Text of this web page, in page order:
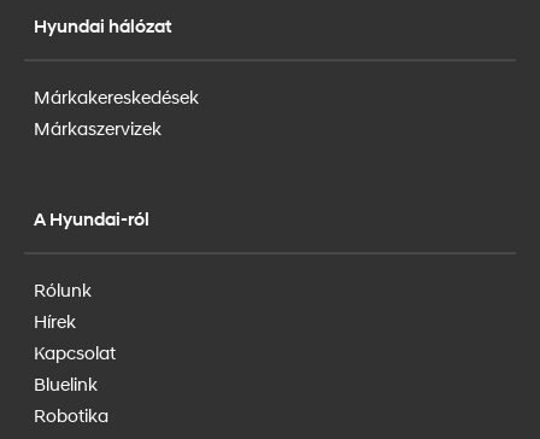
Hyundai hálózat
Márkakereskedések
Márkaszervizek
A Hyundai-ról
Rólunk
Hírek
Kapcsolat
Bluelink
Robotika